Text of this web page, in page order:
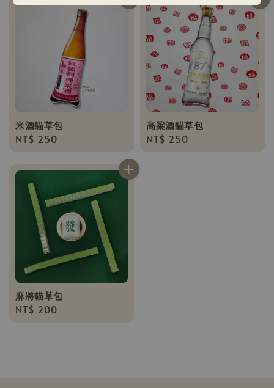
米酒貓草包
Regular
NT$ 250
高粱酒貓草包
Regular
NT$ 250
麻將貓草包
Regular
NT$ 200